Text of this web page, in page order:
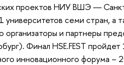
проектов НИУ ВШЭ ―
университетов семи стран, а
организаторы и партнеры
Финал HSE.FEST
инновационного форума –